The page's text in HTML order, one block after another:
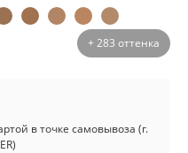
+ 283 оттенка
в точке самовывоза (г.